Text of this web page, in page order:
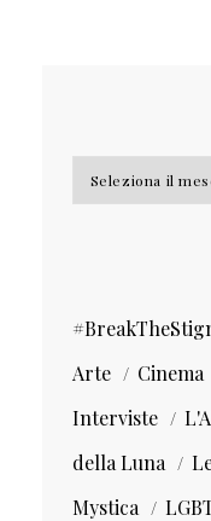
Arte
Cinema
Interviste
della Luna
Mystica